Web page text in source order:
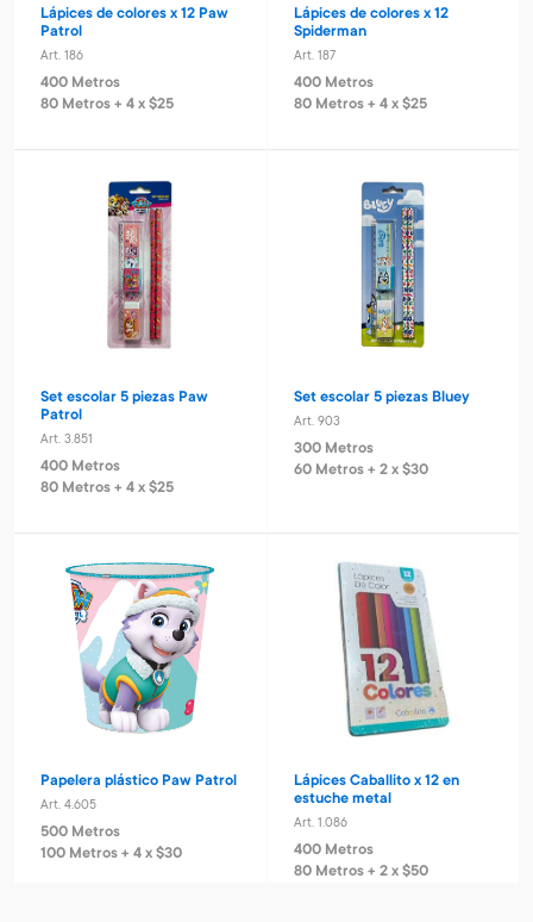
Lápices de colores x 12 Paw
Patrol
Art. 186
400 Metros
80 Metros + 4 x $25
Lápices de colores x 12
Spiderman
Art. 187
400 Metros
80 Metros + 4 x $25
Set escolar 5 piezas Paw
Patrol
Art. 3.851
400 Metros
80 Metros + 4 x $25
Set escolar 5 piezas Bluey
Art. 903
300 Metros
60 Metros + 2 x $30
Papelera plástico Paw Patrol
Art. 4.605
500 Metros
100 Metros + 4 x $30
Lápices Caballito x 12 en
estuche metal
Art. 1.086
400 Metros
80 Metros + 2 x $50